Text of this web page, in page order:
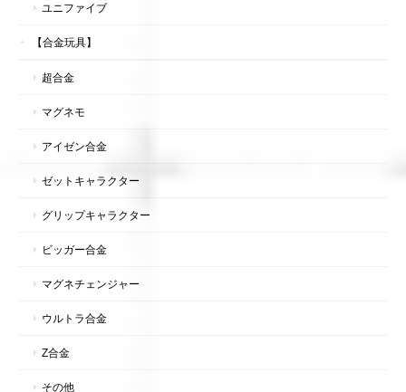
ユニファイブ
【合金玩具】
超合金
マグネモ
アイゼン合金
ゼットキャラクター
グリップキャラクター
ビッガー合金
マグネチェンジャー
ウルトラ合金
Z合金
その他